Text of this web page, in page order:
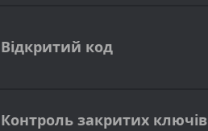
Відкритий код
Контроль закритих ключів